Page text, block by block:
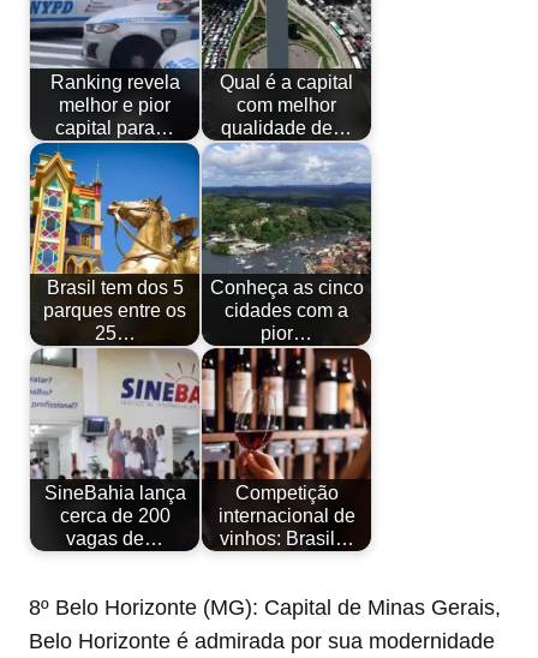
Ranking revela
melhor e pior
capital para…
Qual é a capital
com melhor
qualidade de…
Brasil tem dos 5
parques entre os
25…
Conheça as cinco
cidades com a
pior…
SineBahia lança
cerca de 200
vagas de…
Competição
internacional de
vinhos: Brasil…
8º Belo Horizonte (MG): Capital de Minas Gerais,
Belo Horizonte é admirada por sua modernidade